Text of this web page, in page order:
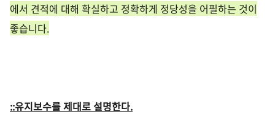
에서 견적에 대해 확실하고 정확하게 정당성을 어필하는 것이
좋습니다.
::유지보수를 제대로 설명한다.